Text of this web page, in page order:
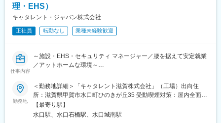
■入社後の流れ：
東京での2～3週間（予定）の研修を終えた後、現場でのOJT研修
シニア問わずご活躍いただいています。
（１）充実の待遇：同業他社の中でも平均給与の高さや非課税の
日当の支給の他、退職金や団体保険制度、単身赴任手当や月1回の
帰省交通費の支給など福利厚生が充実しており、長期就業される
社員が多いのも特徴です。
公募制度も充実しておりますので、IQVIAが展開している他の事業
部への異動も可能です。
事担当者などの管理部門など
（３）手厚い研修体制でスキルアップができます：製品研修、ス
キル研修、学術研修と、国内最大手だからこそ仕事に必要な知識
やスキルをしっかりと身に付けられる研修制度があります。MRと
してのスキルのみならず、データ分析、マーケティングなど多角
理・EHS）
キャタレント・ジャパン株式会社
正社員 転勤なし 業種未経験歓迎
仕事内容
～施設・EHS・セキュリティ マネージャー／腰を据えて安定就業
／アットホームな環境～
【概要】
本ポジションは、工場の施設管理を効果的かつ効率的に行い、会
社の要件および関連当局の規制に沿った総合的な施設サービスを
提供する役割を担います。施設設備およびユーティリティに関す
る豊富な業界経験を活かして、トラブルシューティングや最適化
勤務地
＜勤務地詳細＞「キャタレント滋賀株式会社」（工場）出向住
所：滋賀県甲賀市水口町ひのきが丘35 受動喫煙対策：屋内全面禁
煙変更の範囲：無
【最寄り駅】
水口駅、水口石橋駅、水口城南駅